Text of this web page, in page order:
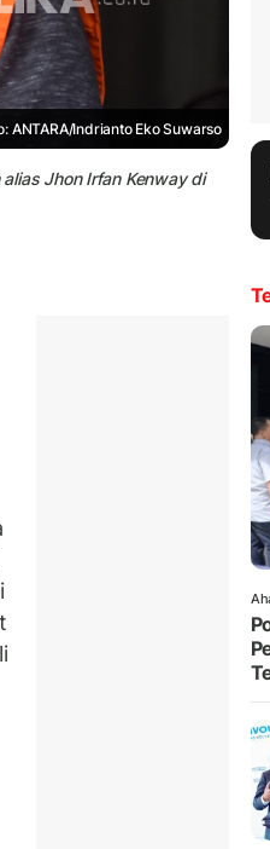
ANTARA/Indrianto Eko Suwarso
Jhon Irfan Kenway di